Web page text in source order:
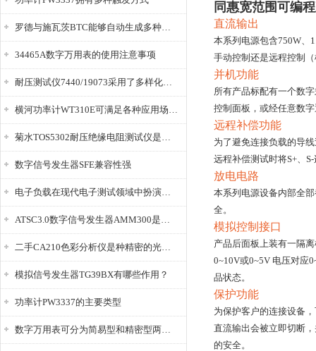
罗德与施瓦茨BTC能够自动生成多种音视频信号
34465A数字万用表的使用注意事项
耐压测试仪7440/19073采用了多样化的功能设计
横河功率计WT310E可满足各种应用场景的需求
菊水TOS5302耐压绝缘电阻测试仪是种重要的电气安全检测设备
数字信号发生器SFE兼容性强
电子负载在现代电子测试领域中扮演着重要的角色
ATSC3.0数字信号发生器AMM300是能够产生各种数字信号的电子设备
二手CA210色彩分析仪是种精密的光学测量仪器
模拟信号发生器TG39BX有哪些作用？
功率计PW3337的主要类型
数字万用表可分为简易型和精密型两大类
同惠宽范围可编
直流输出
本系列电源包含750W、
手动控制还是远程控制
并机功能
所有产品标配有一个数
控制面板，或经任意数
远程补偿功能
为了避免连接负载的导
远程补偿测试时将S+、
放电电路
本系列电源设备内部全
全。
模拟控制接口
产品后面板上装有一隔
0~10V或0~5V 电压对应
品状态。
保护功能
为保护客户的连接设备
直流输出会被立即切断
的安全。